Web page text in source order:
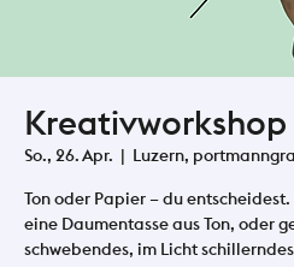
Kreativworkshop
So., 26. Apr.
  |
Luzern,
Ton oder Papier – du
eine Daumentasse aus Ton, oder
schwebendes, im Licht